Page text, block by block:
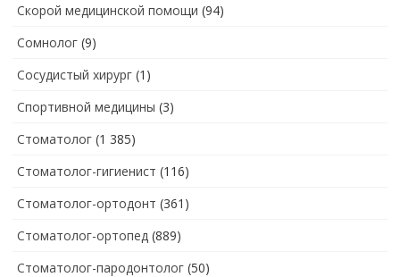
Скорой медицинской помощи (94)
Сомнолог (9)
Сосудистый хирург (1)
Спортивной медицины (3)
Стоматолог (1 385)
Стоматолог-гигиенист (116)
Стоматолог-ортодонт (361)
Стоматолог-ортопед (889)
Стоматолог-пародонтолог (50)